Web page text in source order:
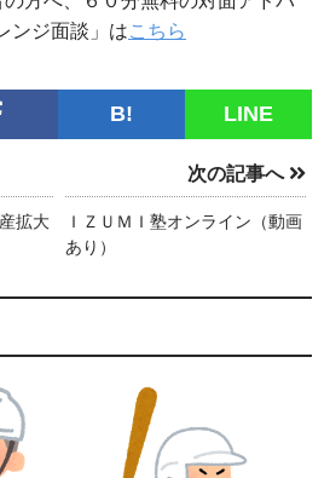
ンジ面談」はこちら
B! LINE
拡大
次の記事へ
ＩＺＵＭＩ塾オンライン（動画
あり）